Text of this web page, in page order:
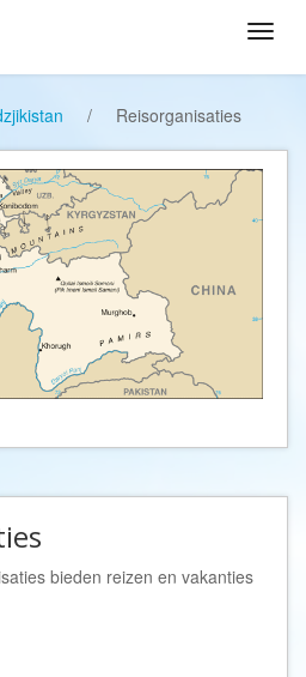
/ Reisorganisaties
bieden reizen en vakanties